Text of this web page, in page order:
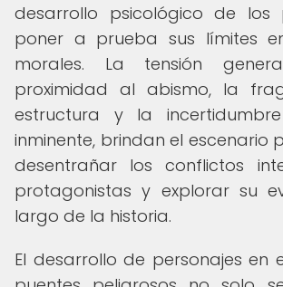
desarrollo psicológico de los
poner a prueba sus límites
morales. La tensión
proximidad al abismo, la
estructura y la
inminente, brindan el escenario
desentrañar los conflictos
protagonistas y explorar su
largo de la historia.
El desarrollo de personajes en